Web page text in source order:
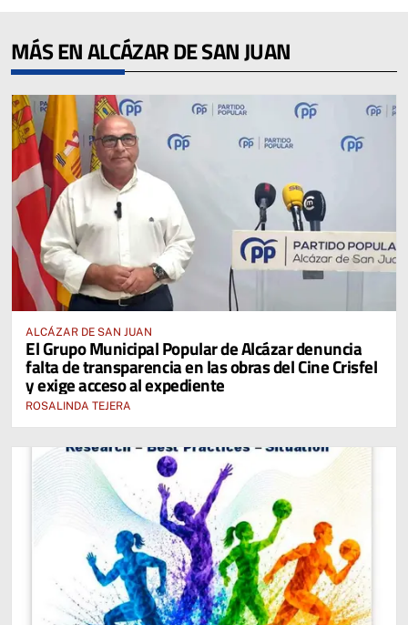
MÁS EN ALCÁZAR DE SAN JUAN
ALCÁZAR DE SAN JUAN
El Grupo Municipal Popular de Alcázar denuncia
falta de transparencia en las obras del Cine Crisfel
y exige acceso al expediente
ROSALINDA TEJERA